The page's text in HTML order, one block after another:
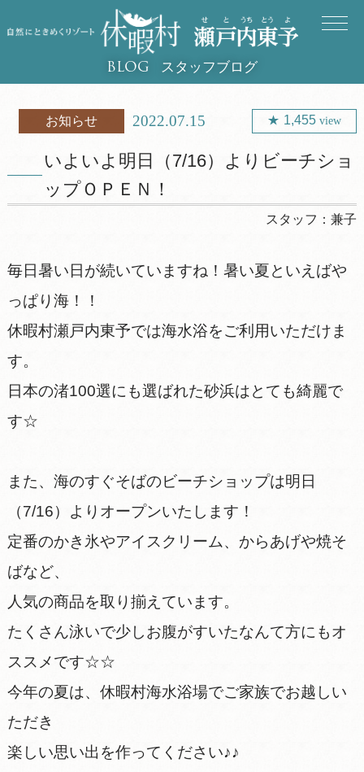
BLOG スタッフブログ
お知らせ 2022.07.15 1,455view
いよいよ明日（7/16）よりビーチショ
ップＯＰＥＮ！
スタッフ：兼子
毎日暑い日が続いていますね！暑い夏といえばや
っぱり海！！
休暇村瀬戸内東予では海水浴をご利用いただけま
す。
日本の渚100選にも選ばれた砂浜はとても綺麗で
す☆
また、海のすぐそばのビーチショップは明日
（7/16）よりオープンいたします！
定番のかき氷やアイスクリーム、からあげや焼そ
ばなど、
人気の商品を取り揃えています。
たくさん泳いで少しお腹がすいたなんて方にもオ
ススメです☆☆
今年の夏は、休暇村海水浴場でご家族でお越しい
ただき
楽しい思い出を作ってください♪♪